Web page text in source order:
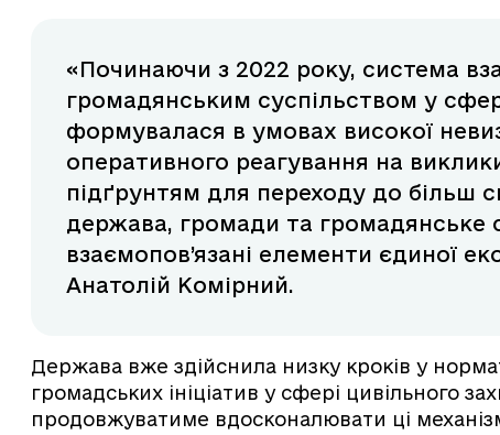
«Починаючи з 2022 року, система
громадянським суспільством у
формувалася в умовах високої
оперативного реагування на
підґрунтям для переходу до більш
держава, громади та громадянське
взаємопов’язані елементи єдиної
Анатолій Комірний.
Держава вже здійснила низку кроків у
громадських ініціатив у сфері цивільного
продовжуватиме вдосконалювати ці